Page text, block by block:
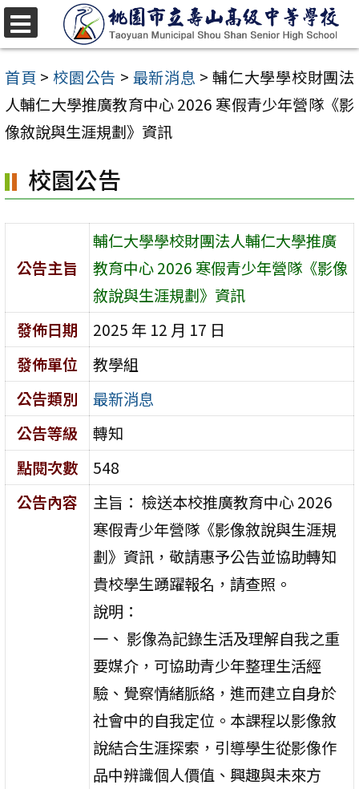
跳
至
主
要
內
區
首頁 > 校園公告 > 最新消息 > 輔仁大學學校財團法
人輔仁大學推廣教育中心 2026 寒假青少年營隊《影
像敘說與生涯規劃》資訊
校園公告
公告主旨
輔仁大學學校財團法人輔仁大學推廣
教育中心 2026 寒假青少年營隊《影像
敘說與生涯規劃》資訊
發佈日期
2025 年 12 月 17 日
發佈單位
教學組
公告類別
最新消息
公告等級
轉知
點閱次數
548
公告內容
主旨： 檢送本校推廣教育中心 2026
寒假青少年營隊《影像敘說與生涯規
劃》資訊，敬請惠予公告並協助轉知
貴校學生踴躍報名，請查照。
說明：
一、 影像為記錄生活及理解自我之重
要媒介，可協助青少年整理生活經
驗、覺察情緒脈絡，進而建立自身於
社會中的自我定位。本課程以影像敘
說結合生涯探索，引導學生從影像作
品中辨識個人價值、興趣與未來方
選
單